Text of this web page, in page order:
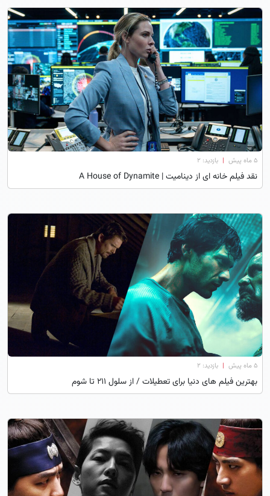
۵ ماه پیش | بازدید: 2
نقد فیلم خانه ای از دینامیت | A House of Dynamite
۵ ماه پیش | بازدید: 2
بهترین فیلم های دنیا برای تعطیلات / از سلول ۲۱۱ تا شوم